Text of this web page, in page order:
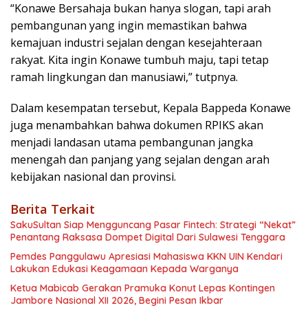
“Konawe Bersahaja bukan hanya slogan, tapi arah
pembangunan yang ingin memastikan bahwa
kemajuan industri sejalan dengan kesejahteraan
rakyat. Kita ingin Konawe tumbuh maju, tapi tetap
ramah lingkungan dan manusiawi,” tutpnya.
Dalam kesempatan tersebut, Kepala Bappeda Konawe
juga menambahkan bahwa dokumen RPIKS akan
menjadi landasan utama pembangunan jangka
menengah dan panjang yang sejalan dengan arah
kebijakan nasional dan provinsi.
Berita Terkait
SakuSultan Siap Mengguncang Pasar Fintech: Strategi “Nekat”
Penantang Raksasa Dompet Digital Dari Sulawesi Tenggara
Pemdes Panggulawu Apresiasi Mahasiswa KKN UIN Kendari
Lakukan Edukasi Keagamaan Kepada Warganya
Ketua Mabicab Gerakan Pramuka Konut Lepas Kontingen
Jambore Nasional XII 2026, Begini Pesan Ikbar